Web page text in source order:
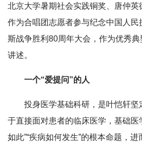
北京大学暑期社会实践铜奖、唐仲英
作为合唱团志愿者参与纪念中国人
斯战争胜利80周年大会，作为优秀
讲述。
一个“爱提问”的人
投身医学基础科研，是叶恺轩坚
于直接面对患者的临床医学，基础医
如此”“疾病如何发生”的根本命题，